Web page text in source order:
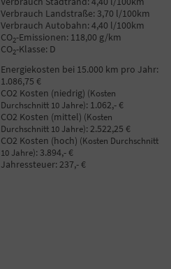
Verbrauch Landstraße: 3,70 l/100km
Verbrauch Autobahn: 4,40 l/100km
CO2-Emissionen: 118,00 g/km
CO2-Klasse: D
Energiekosten bei 15.000 km pro Jahr:
1.086,75 €
CO2 Kosten (niedrig) (Kosten
Durchschnitt 10 Jahre): 1.062,- €
CO2 Kosten (mittel) (Kosten
Durchschnitt 10 Jahre): 2.522,25 €
CO2 Kosten (hoch) (Kosten Durchschnitt
10 Jahre): 3.894,- €
Jahressteuer: 237,- €